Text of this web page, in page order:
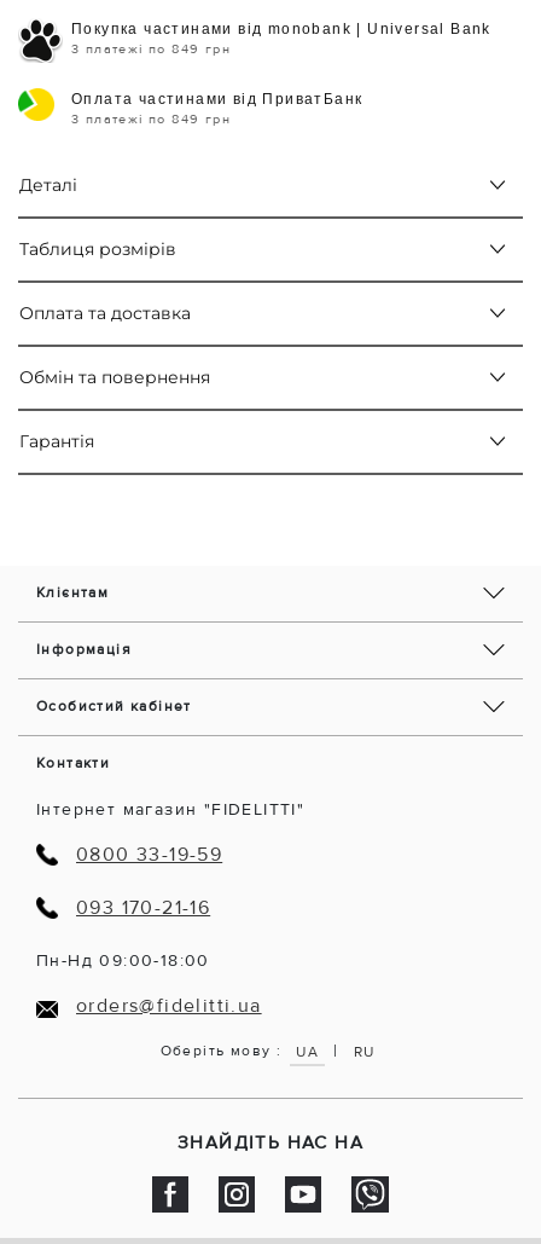
Покупка частинами від monobank | Universal Bank
3 платежі по 849 грн
Оплата частинами від ПриватБанк
3 платежі по 849 грн
Деталі
Таблиця розмірів
Оплата та доставка
Обмін та повернення
Гарантія
Клієнтам
Інформація
Особистий кабінет
Контакти
Інтернет магазин "FIDELITTI"
0800 33-19-59
093 170-21-16
Пн-Нд 09:00-18:00
orders@fidelitti.ua
Оберіть мову : UA | RU
ЗНАЙДІТЬ НАС НА